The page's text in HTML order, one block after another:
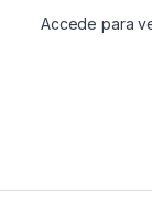
Accede para